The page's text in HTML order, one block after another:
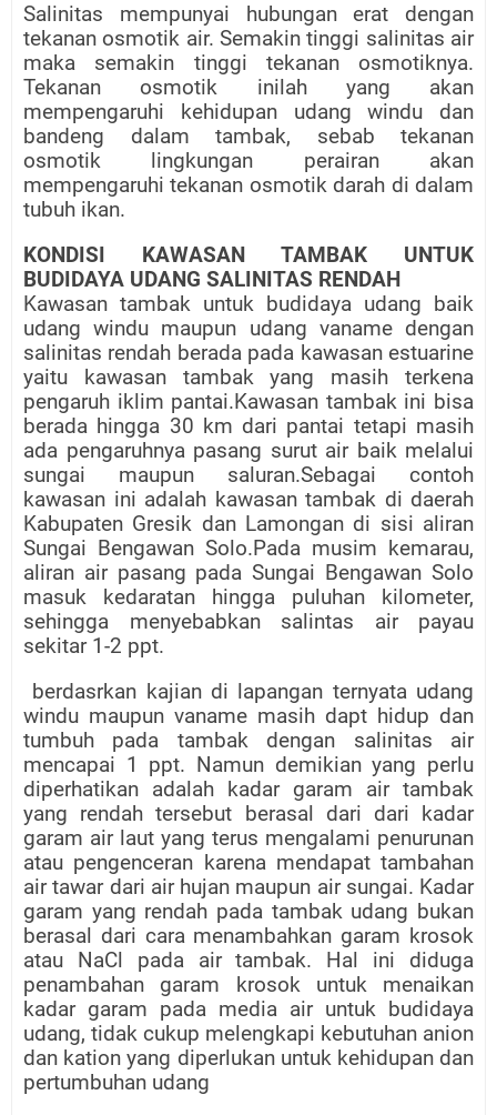
Salinitas mempunyai hubungan erat dengan
tekanan osmotik air. Semakin tinggi salinitas air
maka semakin tinggi tekanan osmotiknya.
Tekanan osmotik inilah yang akan
mempengaruhi kehidupan udang windu dan
bandeng dalam tambak, sebab tekanan
osmotik lingkungan perairan akan
mempengaruhi tekanan osmotik darah di dalam
tubuh ikan.
KONDISI KAWASAN TAMBAK UNTUK
BUDIDAYA UDANG SALINITAS RENDAH
Kawasan tambak untuk budidaya udang baik
udang windu maupun udang vaname dengan
salinitas rendah berada pada kawasan estuarine
yaitu kawasan tambak yang masih terkena
pengaruh iklim pantai.Kawasan tambak ini bisa
berada hingga 30 km dari pantai tetapi masih
ada pengaruhnya pasang surut air baik melalui
sungai maupun saluran.Sebagai contoh
kawasan ini adalah kawasan tambak di daerah
Kabupaten Gresik dan Lamongan di sisi aliran
Sungai Bengawan Solo.Pada musim kemarau,
aliran air pasang pada Sungai Bengawan Solo
masuk kedaratan hingga puluhan kilometer,
sehingga menyebabkan salintas air payau
sekitar 1-2 ppt.
berdasrkan kajian di lapangan ternyata udang
windu maupun vaname masih dapt hidup dan
tumbuh pada tambak dengan salinitas air
mencapai 1 ppt. Namun demikian yang perlu
diperhatikan adalah kadar garam air tambak
yang rendah tersebut berasal dari dari kadar
garam air laut yang terus mengalami penurunan
atau pengenceran karena mendapat tambahan
air tawar dari air hujan maupun air sungai. Kadar
garam yang rendah pada tambak udang bukan
berasal dari cara menambahkan garam krosok
atau NaCl pada air tambak. Hal ini diduga
penambahan garam krosok untuk menaikan
kadar garam pada media air untuk budidaya
udang, tidak cukup melengkapi kebutuhan anion
dan kation yang diperlukan untuk kehidupan dan
pertumbuhan udang